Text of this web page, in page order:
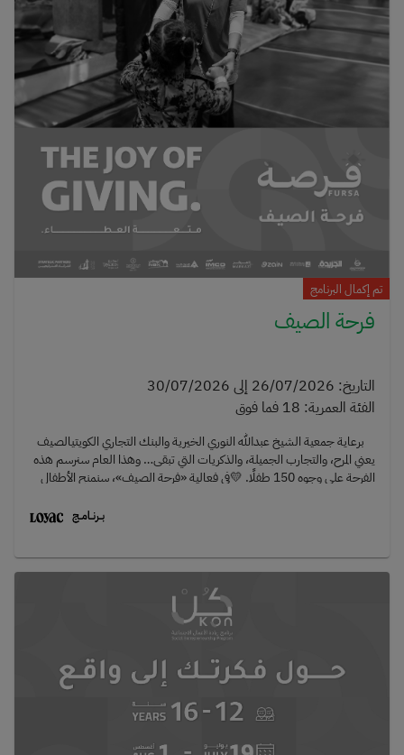
تم إكمال البرنامج
فرحة الصيف
التاريخ:
26/07/2026 إلى 30/07/2026
الفئة العمرية:
18 فما فوق
برعاية جمعية الشيخ عبدالله النوري الخيرية والبنك التجاري الكويتي الصيف
يعني المرح، والتجارب الجميلة، والذكريات التي تبقى… وهذا العام سنرسم هذه
الفرحة على وجوه 150 طفلًا. 💛في فعالية «فرحة الصيف»، سنمنح الأطفال
نلتقي في سيتي هايبر ماركت – الشويخ، ونبحث عن متطوعين ومتطوعات
يحتاجه لفصل الصيف.مساعدته على انتقاء الألوان والتصاميم التي
يحبها.مشاركة لحظات الفرح والضحكات بين الممرات.ورؤية ثقته بنفسه تكبر
20265:00 مساءً – 8:30 مساءً📍 الموقعسيتي هايبر ماركت – الشويخعلى
مدار خمسة أيام، لن تكونوا مجرد متطوعين، بل شركاء في صناعة ذكريات
صيفية لا تُنسى، وأثر يبقى في قلوب الأطفال طويلًا.إذا كنتم تحبون العمل مع
الأطفال، والاستمتاع بالأجواء الإيجابية، والمشاركة في مبادرة إنسانية مليئة
بالدفء والعطاء، فهذه فرصتكم.الأماكن محدودة، وكل متطوع يصنع فرقًا